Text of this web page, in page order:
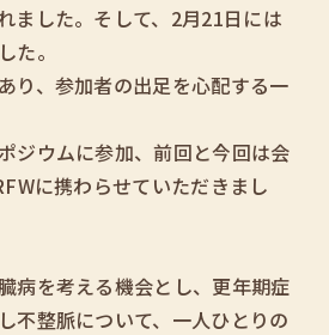
ました。そして、2月21日には
た。
り、参加者の出足を心配する一
ジウムに参加、前回と今回は会
に携わらせていただきまし
病を考える機会とし、更年期症
不整脈について、一人ひとりの